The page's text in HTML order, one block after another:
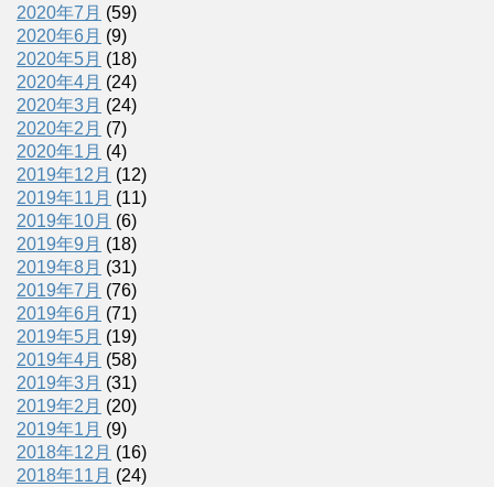
2020年7月 (59)
2020年6月 (9)
2020年5月 (18)
2020年4月 (24)
2020年3月 (24)
2020年2月 (7)
2020年1月 (4)
2019年12月 (12)
2019年11月 (11)
2019年10月 (6)
2019年9月 (18)
2019年8月 (31)
2019年7月 (76)
2019年6月 (71)
2019年5月 (19)
2019年4月 (58)
2019年3月 (31)
2019年2月 (20)
2019年1月 (9)
2018年12月 (16)
2018年11月 (24)